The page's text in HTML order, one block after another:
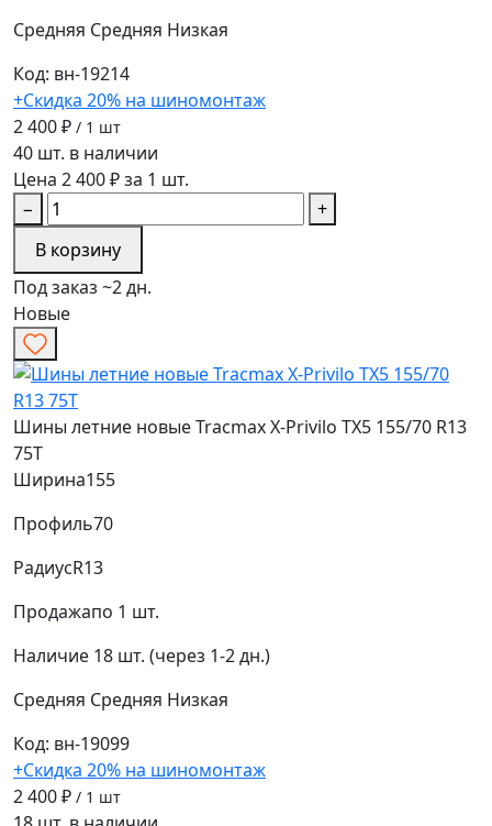
Средняя Средняя Низкая
Код: вн-19214
+Скидка 20% на шиномонтаж
2 400 ₽ / 1 шт
40 шт. в наличии
Цена 2 400 ₽ за 1 шт.
−
+
В корзину
Под заказ ~2 дн.
Новые
Шины летние новые Tracmax X-Privilo TX5 155/70 R13
75T
Ширина155
Профиль70
РадиусR13
Продажапо 1 шт.
Наличие 18 шт. (через 1-2 дн.)
Средняя Средняя Низкая
Код: вн-19099
+Скидка 20% на шиномонтаж
2 400 ₽ / 1 шт